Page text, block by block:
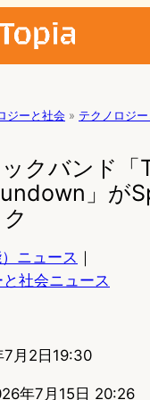
ジーと社会 » テクノロジ
クバンド「
」が
ニュース ｜
社会ニュース
7月2日19:30
年7月15日 20:26